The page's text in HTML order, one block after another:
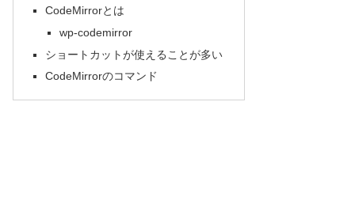
CodeMirrorとは
wp-codemirror
ショートカットが使えることが多い
CodeMirrorのコマンド